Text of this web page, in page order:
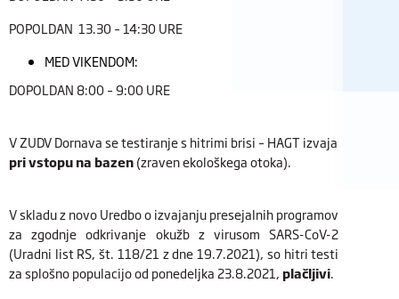
POPOLDAN 13.30 – 14:30 URE
MED VIKENDOM:
DOPOLDAN 8:00 – 9:00 URE
V ZUDV Dornava se testiranje s hitrimi brisi – HAGT izvaja
pri vstopu na bazen(zraven ekološkega otoka).
V skladu z novo Uredbo o izvajanju presejalnih programov
za zgodnje odkrivanje okužb z virusom SARS-CoV-2
(Uradni list RS, št. 118/21 z dne 19.7.2021), so hitri testi
za splošno populacijo od ponedeljka 23.8.2021, plačljivi.